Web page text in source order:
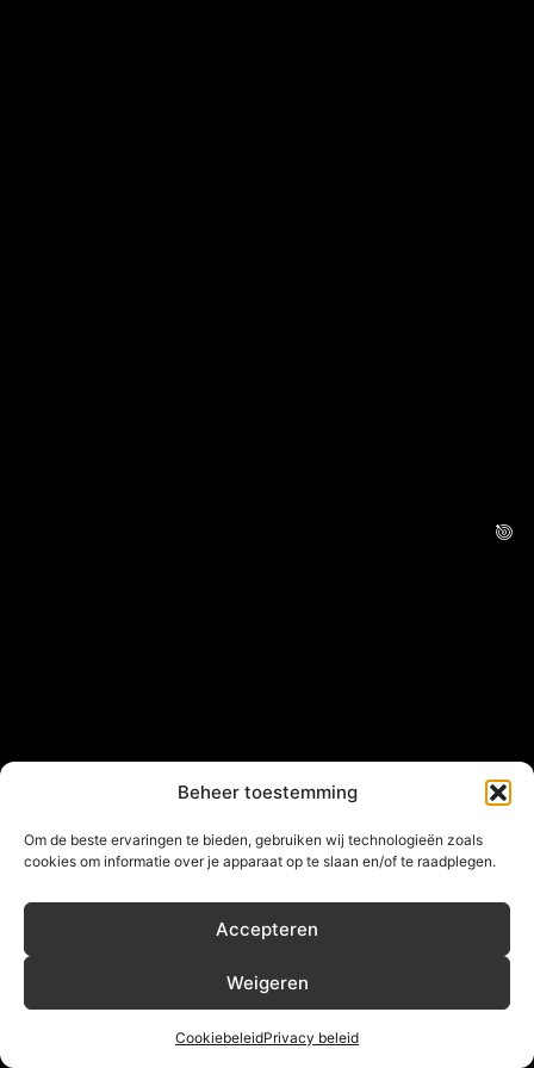
Beheer toestemming
Om de beste ervaringen te bieden, gebruiken wij technologieën zoals
cookies om informatie over je apparaat op te slaan en/of te raadplegen.
Accepteren
Weigeren
CookiebeleidPrivacy beleid